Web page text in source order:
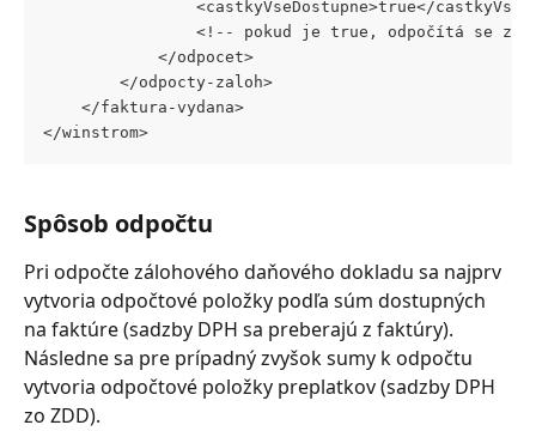
<castkyVseDostupne>true</
<!-- pokud je true, odpočítá se
			</odpocet>
		</odpocty-zaloh>
	</faktura-vydana>
</winstrom>
Spôsob odpočtu
Pri odpočte zálohového daňového dokladu sa najprv
vytvoria odpočtové položky podľa súm dostupných
na faktúre (sadzby DPH sa preberajú z faktúry).
Následne sa pre prípadný zvyšok sumy k odpočtu
vytvoria odpočtové položky preplatkov (sadzby DPH
zo ZDD).